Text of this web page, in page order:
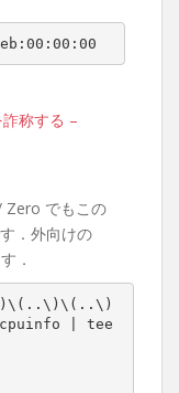
称する –
Zero でもこの
．外向けの
．
| tee